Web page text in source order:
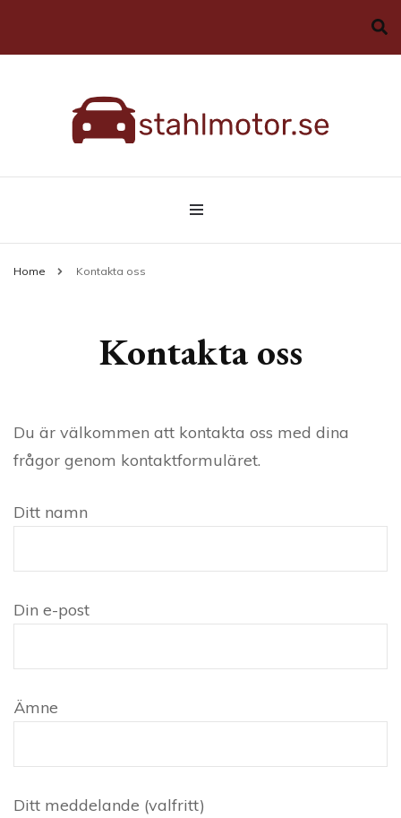
stahlmotor.se
Home Kontakta oss
Kontakta oss
Du är välkommen att kontakta oss med dina
frågor genom kontaktformuläret.
Ditt namn
Din e-post
Ämne
Ditt meddelande (valfritt)